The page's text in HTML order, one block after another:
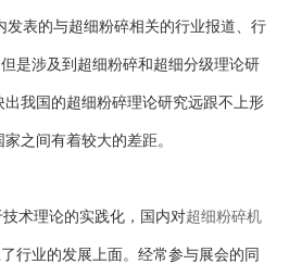
发表的与超细粉碎相关的行业报道、行
是涉及到超细粉碎和超细分级理论研
我国的超细粉碎理论研究远跟不上形
之间有着较大的差距。
术理论的实践化，国内对超细粉碎机
行业的发展上面。经常参与展会的同